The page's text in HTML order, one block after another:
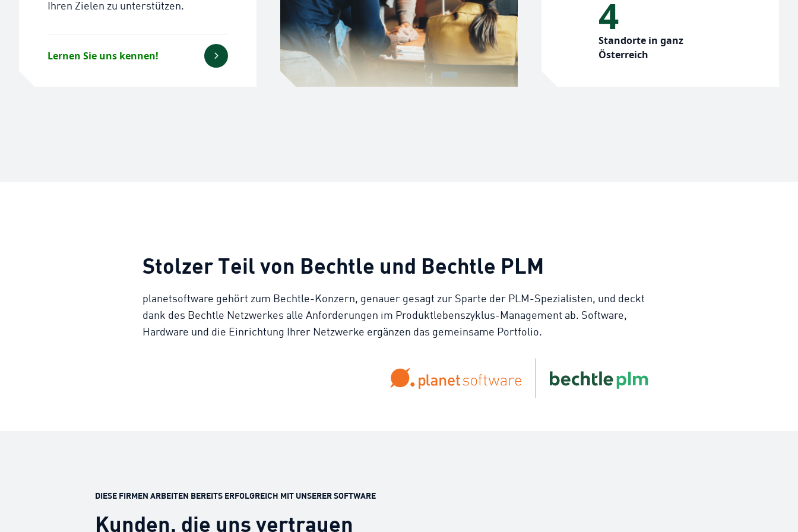
Ihren Zielen zu unterstützen.
Lernen Sie uns kennen!
4
Standorte in ganz
Österreich
Stolzer Teil von Bechtle und Bechtle PLM
planetsoftware gehört zum Bechtle-Konzern, genauer gesagt zur Sparte der PLM-Spezialisten, und deckt
dank des Bechtle Netzwerkes alle Anforderungen im Produktlebenszyklus-Management ab. Software,
Hardware und die Einrichtung Ihrer Netzwerke ergänzen das gemeinsame Portfolio.
DIESE FIRMEN ARBEITEN BEREITS ERFOLGREICH MIT UNSERER SOFTWARE
Kunden, die uns vertrauen